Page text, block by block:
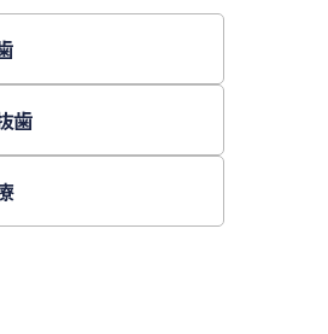
、ライフスタイルに合
切です。
います。
歯